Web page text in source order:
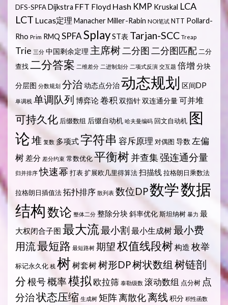
DFS-SPFADijkstra FFT Floyd Hash KMP Kruskal LCA
LCT Lucas定理 ManacherMiller-Rabin NOI笔试 NTT Pollard-
Rho Prim RMQ SPFASplayST表 Tarjan-SCC Treap
Trie 三分 中国剩余定理 主席树二分图 二分图匹配 二分
查找二分答案 二维差分 二进制划分 二项式反演 交互题 倍增 分块
分层图 分数规划 分治动态点分治动态规划 区间DP
单调栈 单调队列 博弈论卷积 双指针双连通分量可并堆
可持久化 后缀数组 后缀自动机 哈夫曼编码 回文自动机 图
论堆 复数 多项式字符串 容斥原理 对偶图 导数 左偏
树 差分 差分约束 常数优化平衡树并查集强连通分量
归并排序 快速幂 打表扩展欧几里得算法扫描线拉格朗日乘数法
拉格朗日插值法拓扑排序 散列表 数位DP数学数据
结构数论 整体二分 整除分块斜率优化斯坦纳树 暴力 最
大权闭合子图 最大流最小割 最小生成树最小费
用流最短路 最短路树 期望权值线段树构造 枚举
标记永久化 栈 树 树套树树形DP树状数组 树链剖
分根号概率模拟 欧拉筛 泰勒级数 滚动数组 点分树 点
分治状态压缩 生成树 矩阵离散化离线积分 积性函数